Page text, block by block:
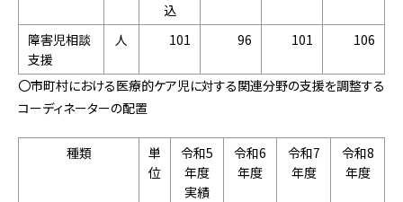
込
障害児相談
支援
人 101 96 101 106
〇市町村における医療的ケア児に対する関連分野の支援を調整する
コーディネーターの配置
種類
単
位
令和5
年度
実績
令和6
年度
令和7
年度
令和8
年度